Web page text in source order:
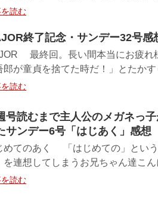
読む
終了記念・サンデー32号感
最終回。長い間本当にお疲れ
郎が童貞を捨てた時だ！」とたか
読む
号読むまで主人公のメガネっ
サンデー6号「はじあく」感想
めてのあく 「はじめての」とい
を連想してしまうお兄ちゃん達こ
読む